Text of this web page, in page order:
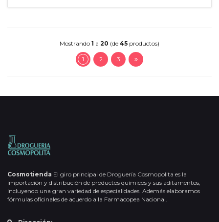
Mostrando 1 a 20 (de 45 productos)
1 2 3
Cosmotienda El giro principal de Droguería Cosmopolita es la
importación y distribución de productos químicos y sus aditamentos,
incluyendo una gran variedad de especialidades. Además elaboramos
fórmulas oficinales de acuerdo a la Farmacopea Nacional.